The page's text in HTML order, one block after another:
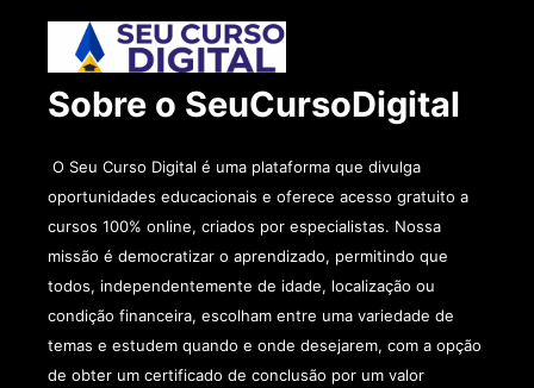
Sobre o SeuCursoDigital
O Seu Curso Digital é uma plataforma que divulga
oportunidades educacionais e oferece acesso gratuito a
cursos 100% online, criados por especialistas. Nossa
missão é democratizar o aprendizado, permitindo que
todos, independentemente de idade, localização ou
condição financeira, escolham entre uma variedade de
temas e estudem quando e onde desejarem, com a opção
de obter um certificado de conclusão por um valor